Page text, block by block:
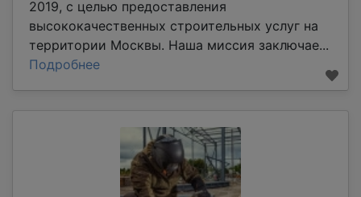
2019, с целью предоставления
высококачественных строительных услуг на
территории Москвы. Наша миссия заключае...
Подробнее